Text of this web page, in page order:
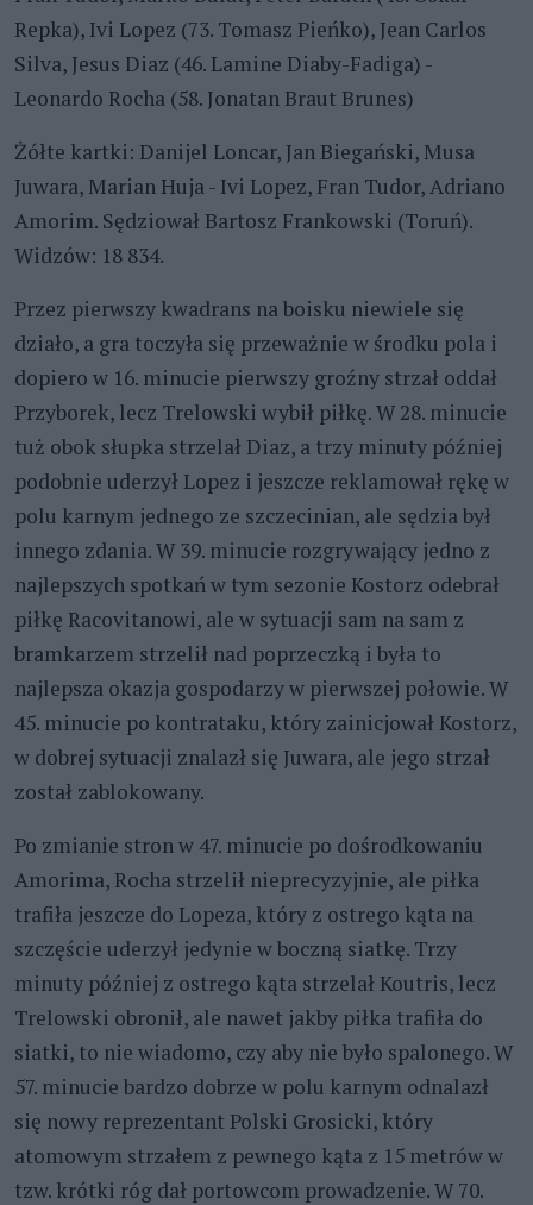
Repka), Ivi Lopez (73. Tomasz Pieńko), Jean Carlos
Silva, Jesus Diaz (46. Lamine Diaby-Fadiga) -
Leonardo Rocha (58. Jonatan Braut Brunes)
Żółte kartki: Danijel Loncar, Jan Biegański, Musa
Juwara, Marian Huja - Ivi Lopez, Fran Tudor, Adriano
Amorim. Sędziował Bartosz Frankowski (Toruń).
Widzów: 18 834.
Przez pierwszy kwadrans na boisku niewiele się
działo, a gra toczyła się przeważnie w środku pola i
dopiero w 16. minucie pierwszy groźny strzał oddał
Przyborek, lecz Trelowski wybił piłkę. W 28. minucie
tuż obok słupka strzelał Diaz, a trzy minuty później
podobnie uderzył Lopez i jeszcze reklamował rękę w
polu karnym jednego ze szczecinian, ale sędzia był
innego zdania. W 39. minucie rozgrywający jedno z
najlepszych spotkań w tym sezonie Kostorz odebrał
piłkę Racovitanowi, ale w sytuacji sam na sam z
bramkarzem strzelił nad poprzeczką i była to
najlepsza okazja gospodarzy w pierwszej połowie. W
45. minucie po kontrataku, który zainicjował Kostorz,
w dobrej sytuacji znalazł się Juwara, ale jego strzał
został zablokowany.
Po zmianie stron w 47. minucie po dośrodkowaniu
Amorima, Rocha strzelił nieprecyzyjnie, ale piłka
trafiła jeszcze do Lopeza, który z ostrego kąta na
szczęście uderzył jedynie w boczną siatkę. Trzy
minuty później z ostrego kąta strzelał Koutris, lecz
Trelowski obronił, ale nawet jakby piłka trafiła do
siatki, to nie wiadomo, czy aby nie było spalonego. W
57. minucie bardzo dobrze w polu karnym odnalazł
się nowy reprezentant Polski Grosicki, który
atomowym strzałem z pewnego kąta z 15 metrów w
tzw. krótki róg dał portowcom prowadzenie. W 70.